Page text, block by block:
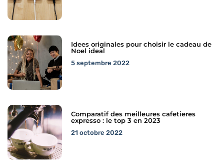
Idees originales pour choisir le cadeau de
Noel ideal
5 septembre 2022
Comparatif des meilleures cafetieres
expresso : le top 3 en 2023
21 octobre 2022